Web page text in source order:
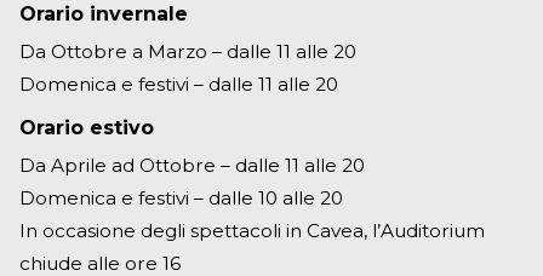
Orario invernale
Da Ottobre a Marzo – dalle 11 alle 20
Domenica e festivi – dalle 11 alle 20
Orario estivo
Da Aprile ad Ottobre – dalle 11 alle 20
Domenica e festivi – dalle 10 alle 20
In occasione degli spettacoli in Cavea, l’Auditorium
chiude alle ore 16